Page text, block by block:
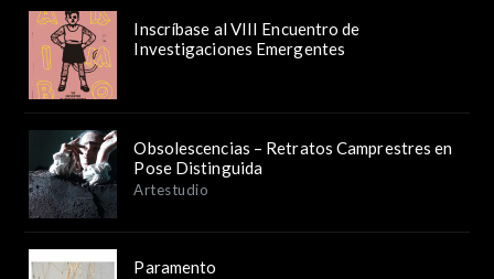
Inscríbase al VIII Encuentro de
Investigaciones Emergentes
Obsolescencias – Retratos Camprestres en
Pose Distinguida
Artestudio
Paramento